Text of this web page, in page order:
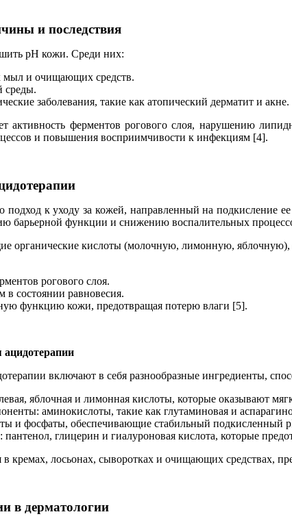
и последствия
pH кожи. Среди них:
мыл и очищающих средств.
среды.
заболевания, такие как атопический дерматит и акне.
активность ферментов рогового слоя, нарушению
и повышения восприимчивости к инфекциям [4].
подход к уходу за кожей, направленный на подкисление
барьерной функции и снижению воспалительных
органические кислоты (молочную, лимонную,
рогового слоя.
состоянии равновесия.
функцию кожи, предотвращая потерю влаги [5].
включают в себя разнообразные ингредиенты,
яблочная и лимонная кислоты, которые оказывают
аминокислоты, такие как глутаминовая и
и фосфаты, обеспечивающие стабильный подкисленный
глицерин и гиалуроновая кислота, которые
кремах, лосьонах, сыворотках и очищающих средствах,
в дерматологии